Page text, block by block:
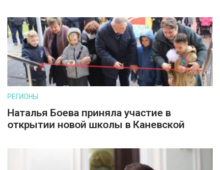
РЕГИОНЫ
Наталья Боева приняла участие в
открытии новой школы в Каневской